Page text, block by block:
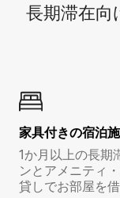
長期滞在向
家具付き⁠の宿⁠泊⁠
1か月以上の長期
ンとアメニティ
貸しでお部屋を